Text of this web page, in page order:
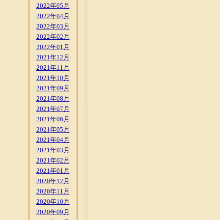
2022年05月
2022年04月
2022年03月
2022年02月
2022年01月
2021年12月
2021年11月
2021年10月
2021年09月
2021年08月
2021年07月
2021年06月
2021年05月
2021年04月
2021年03月
2021年02月
2021年01月
2020年12月
2020年11月
2020年10月
2020年09月